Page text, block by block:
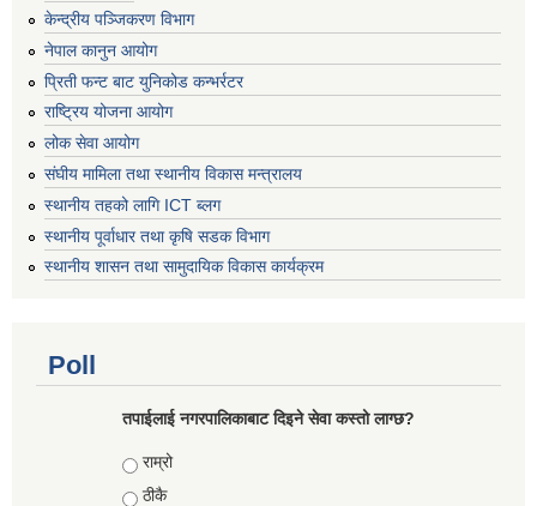
केन्द्रीय पञ्जिकरण विभाग
नेपाल कानुन आयोग
प्रिती फन्ट बाट युनिकोड कन्भर्रटर
राष्ट्रिय योजना आयोग
लोक सेवा आयोग
संघीय मामिला तथा स्थानीय विकास मन्त्रालय
स्थानीय तहको लागि ICT ब्लग
स्थानीय पूर्वाधार तथा कृषि सडक विभाग
स्थानीय शासन तथा सामुदायिक विकास कार्यक्रम
Poll
तपाईलाई नगरपालिकाबाट दिइने सेवा कस्तो लाग्छ?
Choices
राम्रो
ठीकै